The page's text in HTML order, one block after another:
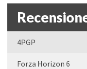
4PGP
Forza Horizon 6